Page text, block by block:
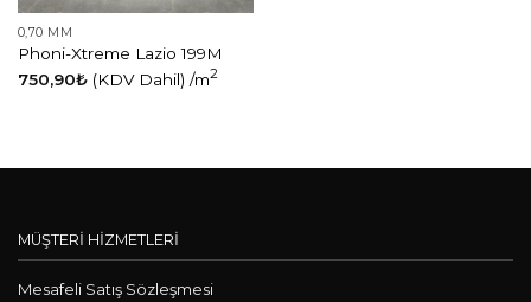
0,70 MM
Phoni-Xtreme Lazio 199M
750,90₺ (KDV Dahil) /m2
MÜŞTERİ HİZMETLERİ
Mesafeli Satış Sözleşmesi